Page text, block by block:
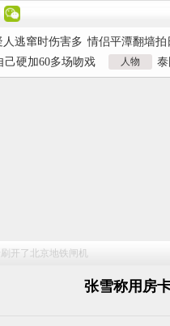
逃窜时伤害多 情侣平潭翻墙拍
硬加60多场吻 名创优品一次
在规模性组织 1岁宝宝碰坏纸
己硬加60多场吻戏
自曝遇富婆加吻戏
人物
开了北京地铁闸机
张雪称用房